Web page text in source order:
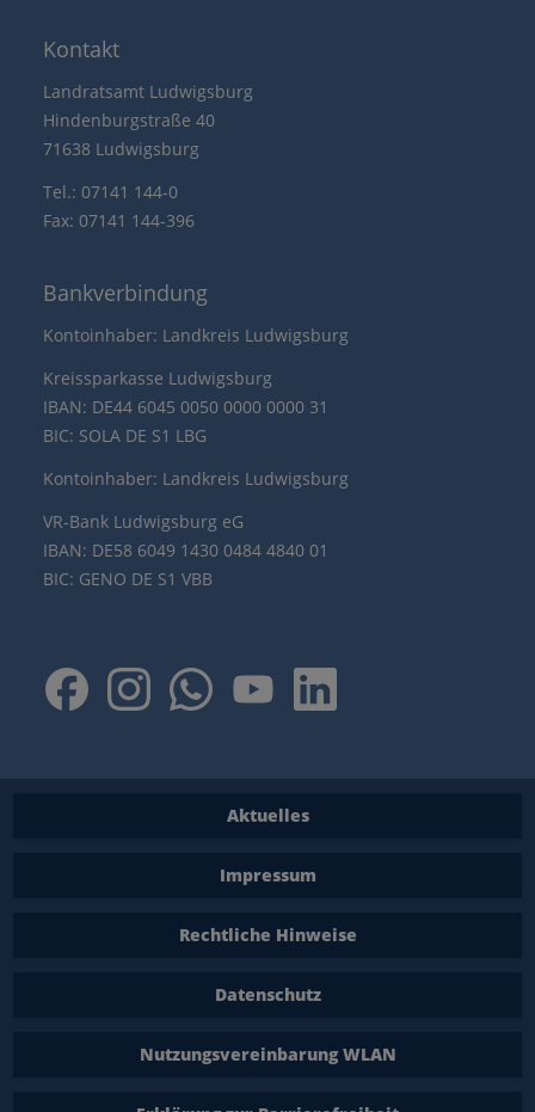
Kontakt
Landratsamt Ludwigsburg
Hindenburgstraße 40
71638 Ludwigsburg
Tel.: 07141 144-0
Fax: 07141 144-396
Bankverbindung
Kontoinhaber: Landkreis Ludwigsburg
Kreissparkasse Ludwigsburg
IBAN: DE44 6045 0050 0000 0000 31
BIC: SOLA DE S1 LBG
Kontoinhaber: Landkreis Ludwigsburg
VR-Bank Ludwigsburg eG
IBAN: DE58 6049 1430 0484 4840 01
BIC: GENO DE S1 VBB
Aktuelles
Impressum
Rechtliche Hinweise
Datenschutz
Nutzungsvereinbarung WLAN